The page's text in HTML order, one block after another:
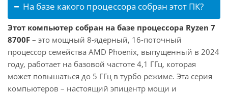
На базе какого процессора собран этот ПК?
Этот компьютер собран на базе процессора Ryzen 7
8700F – это мощный 8-ядерный, 16-поточный
процессор семейства AMD Phoenix, выпущенный в 2024
году, работает на базовой частоте 4,1 ГГц, которая
может повышаться до 5 ГГц в турбо режиме. Эта серия
компьютеров – настоящий эпицентр мощи и